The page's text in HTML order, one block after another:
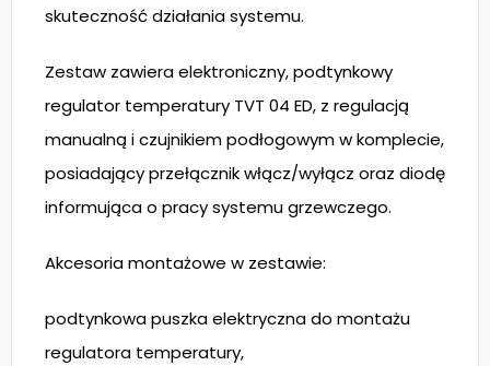
skuteczność działania systemu.
Zestaw zawiera elektroniczny, podtynkowy
regulator temperatury TVT 04 ED, z regulacją
manualną i czujnikiem podłogowym w komplecie,
posiadający przełącznik włącz/wyłącz oraz diodę
informująca o pracy systemu grzewczego.
Akcesoria montażowe w zestawie:
podtynkowa puszka elektryczna do montażu
regulatora temperatury,